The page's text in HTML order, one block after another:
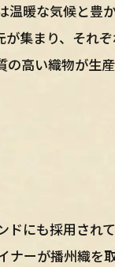
温暖な気候と豊
集まり、それ
の高い織物が生
ドにも採用され
ナーが播州織を